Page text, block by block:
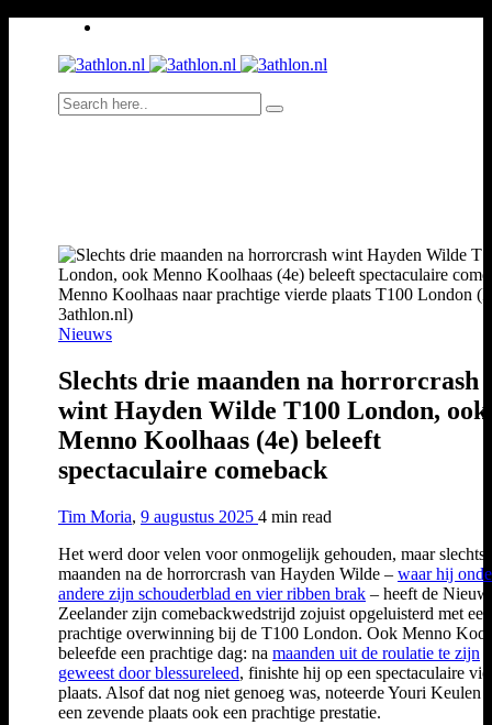
Menno Koolhaas naar prachtige vierde plaats T100 London
3athlon.nl)
Nieuws
Slechts drie maanden na horrorcrash
wint Hayden Wilde T100 London, ook
Menno Koolhaas (4e) beleeft
spectaculaire comeback
Tim Moria, 9 augustus 2025 4 min read
Het werd door velen voor onmogelijk gehouden, maar slechts
maanden na de horrorcrash van Hayden Wilde – waar hij
andere zijn schouderblad en vier ribben brak – heeft de
Zeelander zijn comebackwedstrijd zojuist opgeluisterd met een
prachtige overwinning bij de T100 London. Ook Menno
beleefde een prachtige dag: na maanden uit de roulatie te zijn
geweest door blessureleed, finishte hij op een spectaculaire
plaats. Alsof dat nog niet genoeg was, noteerde Youri Keulen
een zevende plaats ook een prachtige prestatie.